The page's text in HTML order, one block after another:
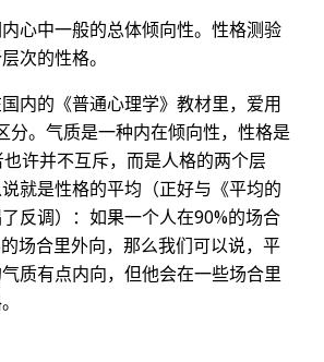
心中一般的总体倾向性。性格测验
次的性格。
内的《普通心理学》教材里，爱用
分。气质是一种内在倾向性，性格是
许并不互斥，而是人格的两个层
就是性格的平均（正好与《平均的
反调）：如果一个人在90%的场合
场合里外向，那么我们可以说，平
质有点内向，但他会在一些场合里